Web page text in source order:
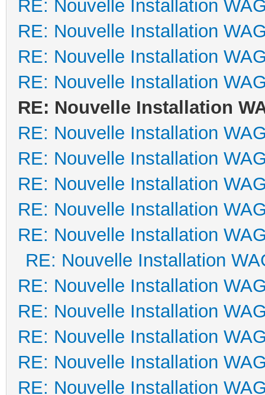
RE: Nouvelle Installation
RE: Nouvelle Installation
RE: Nouvelle Installation
RE: Nouvelle Installation
RE: Nouvelle Installation
RE: Nouvelle Installation
RE: Nouvelle Installation
RE: Nouvelle Installation
RE: Nouvelle Installation
RE: Nouvelle Installation
RE: Nouvelle Installation
RE: Nouvelle Installation
RE: Nouvelle Installation
RE: Nouvelle Installation
RE: Nouvelle Installation
RE: Nouvelle Installation